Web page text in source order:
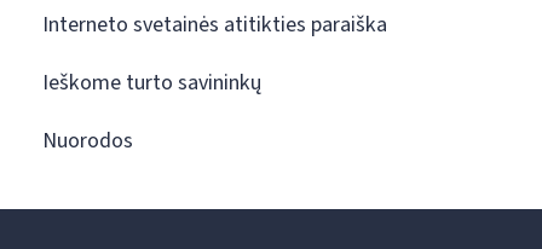
Interneto svetainės atitikties paraiška
Ieškome turto savininkų
Nuorodos